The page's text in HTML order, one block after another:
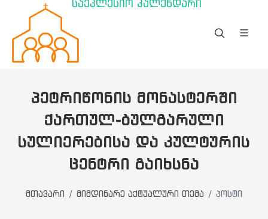
საეკლესიო კალენდარი
ᲞᲔᲢᲠᲘᲬᲝᲜᲘᲡ ᲛᲝᲜᲐᲡᲢᲔᲠᲨᲘ
ᲥᲐᲠᲗᲣᲚ-ᲑᲣᲚᲒᲐᲠᲣᲚᲘ
ᲡᲣᲚᲘᲔᲠᲔᲑᲘᲡᲐ ᲓᲐ ᲙᲣᲚᲢᲣᲠᲘᲡ
ᲪᲔᲜᲢᲠᲘ ᲒᲐᲘᲮᲡᲜᲐ
მთავარი მიმდინარე აქტუალური თემა პოსტი